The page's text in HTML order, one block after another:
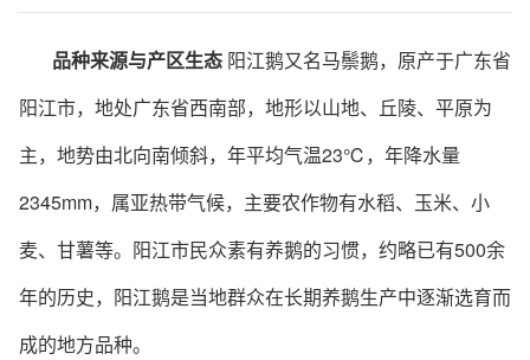
品种来源与产区生态 阳江鹅又名马鬃鹅，原产于广东省
阳江市，地处广东省西南部，地形以山地、丘陵、平原为
主，地势由北向南倾斜，年平均气温23℃，年降水量
2345mm，属亚热带气候，主要农作物有水稻、玉米、小
麦、甘薯等。阳江市民众素有养鹅的习惯，约略已有500余
年的历史，阳江鹅是当地群众在长期养鹅生产中逐渐选育而
成的地方品种。